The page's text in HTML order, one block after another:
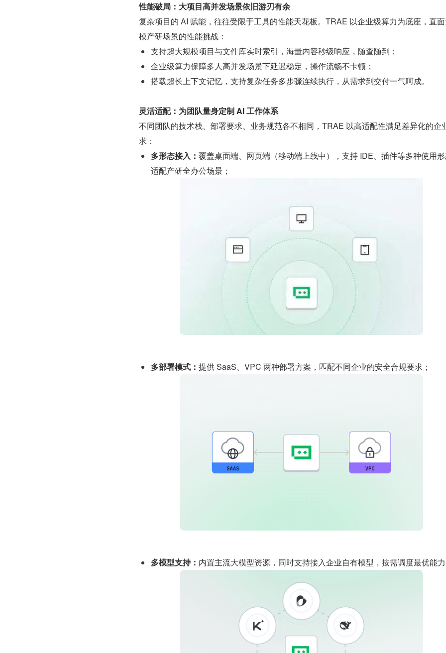
性能破局：大项目高并发场景依旧游刃有余
复杂项目的 AI 赋能，往往受限于工具的性能天花板。TRAE 以企业级算力为底座，直
模产研场景的性能挑战：
支持超大规模项目与文件库实时索引，海量内容秒级响应，随查随到；
企业级算力保障多人高并发场景下延迟稳定，操作流畅不卡顿；
搭载超长上下文记忆，支持复杂任务多步骤连续执行，从需求到交付一气呵成。
灵活适配：为团队量身定制 AI 工作体系
不同团队的技术栈、部署要求、业务规范各不相同，TRAE 以高适配性满足差异化的企
求：
多形态接入： 覆盖桌面端、网页端（移动端上线中），支持 IDE、插件等多种使用
适配产研全办公场景；
多部署模式： 提供 SaaS、VPC 两种部署方案，匹配不同企业的安全合规要求；
多模型支持： 内置主流大模型资源，同时支持接入企业自有模型，按需调度最优能